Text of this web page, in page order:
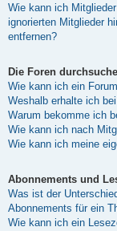
Wie kann ich
ignorierten Mitglieder
entfernen?
Die Foren
Wie kann ich ein
Weshalb erhalte ich
Warum bekomme ich
Wie kann ich nach
Wie kann ich meine
Abonnements und
Was ist der
Abonnements für ein
Wie kann ich ein